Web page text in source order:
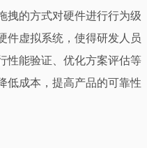
拽的方式对硬件进行行为级
件虚拟系统，使得研发人员
性能验证、优化方案评估等
低成本，提高产品的可靠性